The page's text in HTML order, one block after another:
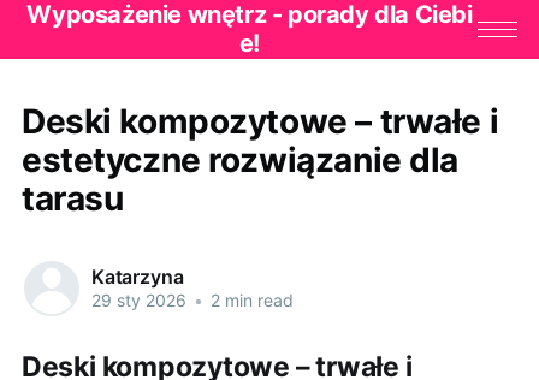
Wyposażenie wnętrz - porady dla Ciebi
e!
Deski kompozytowe – trwałe i
estetyczne rozwiązanie dla
tarasu
Katarzyna
29 sty 2026 • 2 min read
Deski kompozytowe – trwałe i